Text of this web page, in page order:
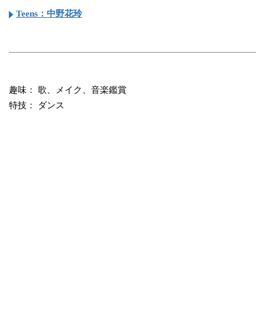
Teens：中野花玲
趣味： 歌、メイク、音楽鑑賞
特技： ダンス